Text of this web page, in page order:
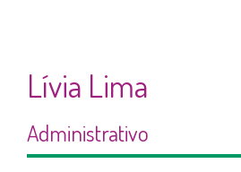
Lívia Lima
Administrativo